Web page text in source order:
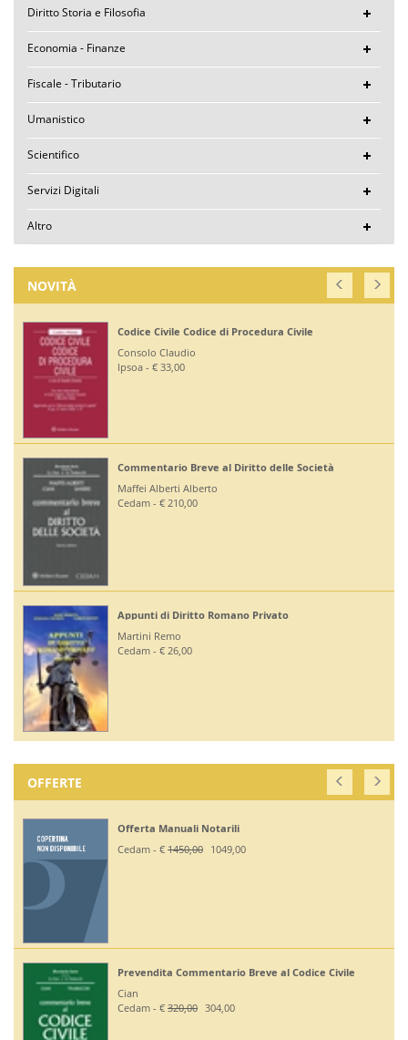
Diritto Storia e Filosofia
Economia - Finanze
Fiscale - Tributario
Umanistico
Scientifico
Servizi Digitali
Altro
NOVITÀ
Codice Civile Codice di Procedura Civile
Consolo Claudio
Ipsoa - € 33,00
Commentario Breve al Diritto delle Società
Maffei Alberti Alberto
Cedam - € 210,00
Appunti di Diritto Romano Privato
Martini Remo
Cedam - € 26,00
OFFERTE
Offerta Manuali Notarili
Cedam - € 1450,00 1049,00
Prevendita Commentario Breve al Codice Civile
Cian
Cedam - € 320,00 304,00